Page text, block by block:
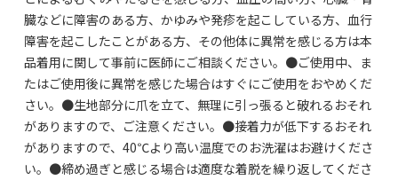
臓などに障害のある方、かゆみや発疹を起こしている方、血行
障害を起こしたことがある方、その他体に異常を感じる方は本
品着用に関して事前に医師にご相談ください。●ご使用中、ま
たはご使用後に異常を感じた場合はすぐにご使用をおやめくだ
さい。●生地部分に爪を立て、無理に引っ張ると破れるおそれ
がありますので、ご注意ください。●接着力が低下するおそれ
がありますので、40℃より高い温度でのお洗濯はお避けくださ
い。●締め過ぎと感じる場合は適度な着脱を繰り返してくださ